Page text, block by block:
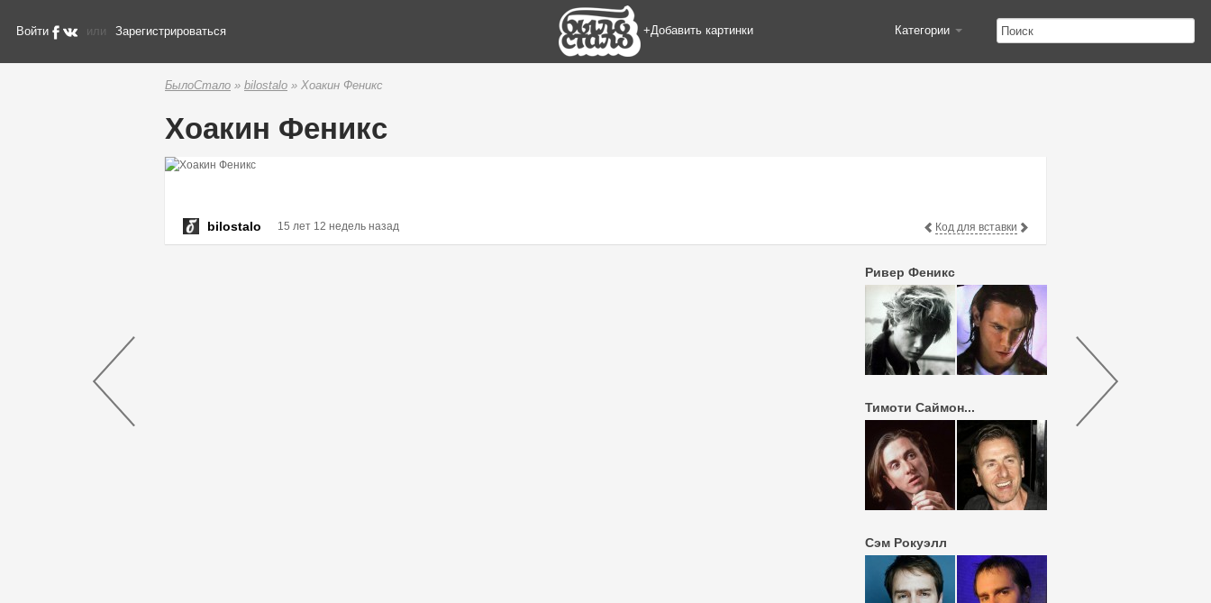
+Добавить картинки
Войти или Зарегистрироваться Категории
БылоСтало » bilostalo » Хоакин Феникс
Хоакин Феникс
bilostalo 15 лет 12 недель назад Код для вставки
Ривер Феникс
Тимоти Саймон...
Сэм Рокуэлл